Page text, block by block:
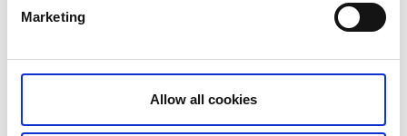
Marketing
Allow all cookies
Die Museumseisenbahn Anten-